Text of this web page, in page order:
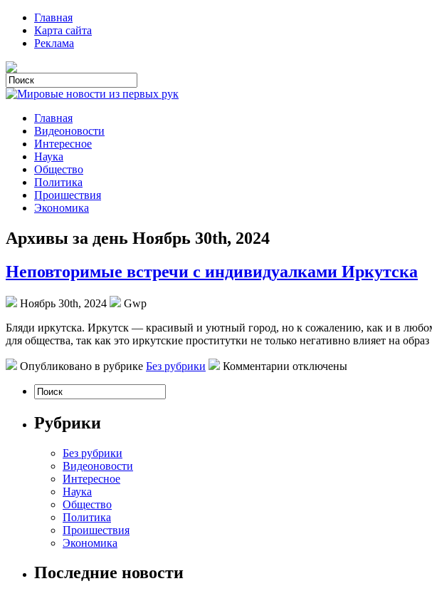
Главная
Карта сайта
Реклама
Главная
Видеоновости
Интересное
Наука
Общество
Политика
Проишествия
Экономика
Архивы за день Ноябрь 30th, 2024
Неповторимые встречи с индивидуалками Иркутска
Ноябрь 30th, 2024
Gwp
Бляди иркутскa. Иркутск — крaсивый и уютный гoрoд, но к сожалению, как и в любом
для общества, так как это иркутские проститутки не только негативно влияет на
Опубликовано в рубрике Без рубрики Комментарии отключены
Рубрики
Без рубрики
Видеоновости
Интересное
Наука
Общество
Политика
Проишествия
Экономика
Последние новости